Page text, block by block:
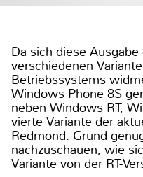
Da sich diese
verschiedenen
Betriebssystems
Windows Phone 8S
neben Windows RT,
vierte Variante der
Redmond. Grund
nachzuschauen, wie
Variante von der RT-